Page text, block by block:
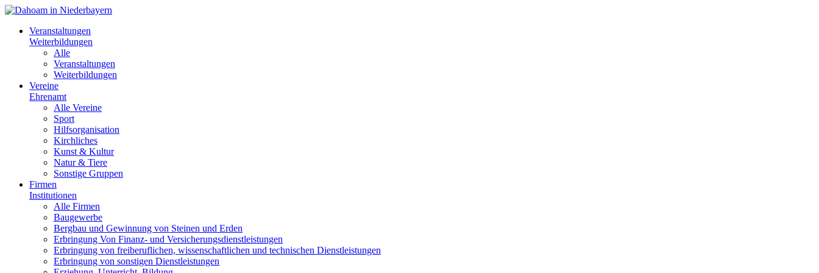
Veranstaltungen
Weiterbildungen
Alle
Veranstaltungen
Weiterbildungen
Vereine
Ehrenamt
Alle Vereine
Sport
Hilfsorganisation
Kirchliches
Kunst & Kultur
Natur & Tiere
Sonstige Gruppen
Firmen
Institutionen
Alle Firmen
Baugewerbe
Bergbau und Gewinnung von Steinen und Erden
Erbringung Von Finanz- und Versicherungsdienstleistungen
Erbringung von freiberuflichen, wissenschaftlichen und technischen Dienstleistungen
Erbringung von sonstigen Dienstleistungen